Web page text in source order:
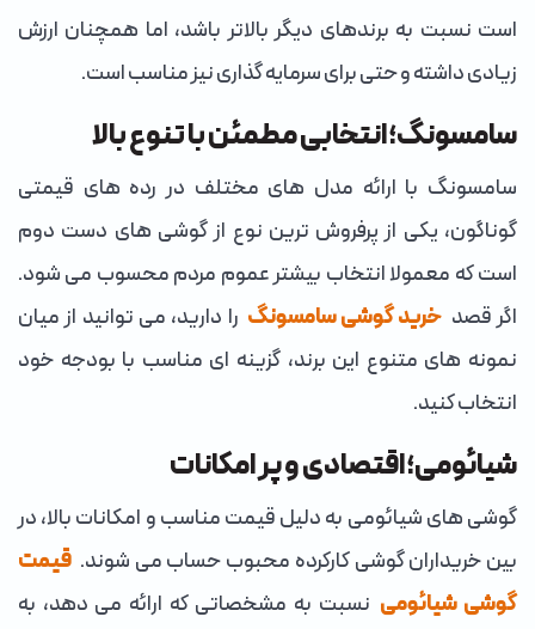
است نسبت به برندهای دیگر بالاتر باشد، اما همچنان ارزش
زیادی داشته و حتی برای سرمایه گذاری نیز مناسب است.
سامسونگ؛ انتخابی مطمئن با تنوع بالا
سامسونگ با ارائه مدل های مختلف در رده های قیمتی
گوناگون، یکی از پرفروش ترین نوع از گوشی های دست دوم
است که معمولا انتخاب بیشتر عموم مردم محسوب می شود.
اگر قصد خرید گوشی سامسونگ را دارید، می توانید از میان
نمونه های متنوع این برند، گزینه ای مناسب با بودجه خود
انتخاب کنید.
شیائومی؛ اقتصادی و پر امکانات
گوشی های شیائومی به دلیل قیمت مناسب و امکانات بالا، در
بین خریداران گوشی کارکرده محبوب حساب می شوند. قیمت
گوشی شیائومی نسبت به مشخصاتی که ارائه می دهد، به